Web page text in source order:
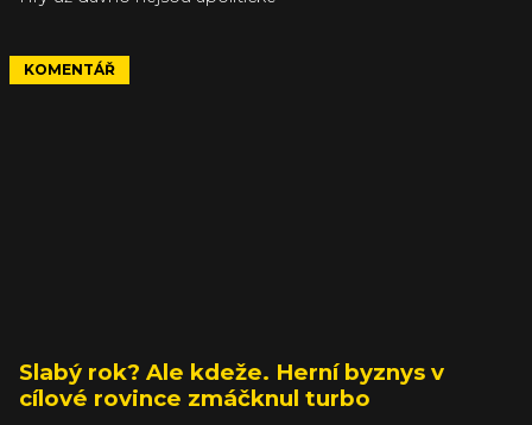
KOMENTÁŘ
Slabý rok? Ale kdeže. Herní byznys v
cílové rovince zmáčknul turbo